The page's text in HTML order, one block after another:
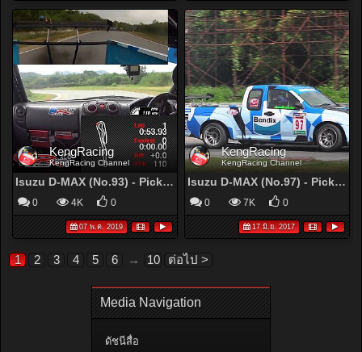
KengRacing
KengRacing Channel
Isuzu D-MAX (No.93) - Pickup Open - Toyo 3K Racing Car Thailand 2017 Round 3 - YouTube
0 4K 0
07 พ.ค. 2019
KengRacing
KengRacing Channel
Isuzu D-MAX (No.97) - Pickup Open - Toyo 3K Racing Car Thailand 2017 Round 2
0 7K 0
17 มิ.ย. 2017
1 2 3 4 5 6 → 10 ต่อไป >
Media Navigation
ดัชนีสื่อ